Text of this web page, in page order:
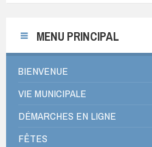
MENU PRINCIPAL
BIENVENUE
VIE MUNICIPALE
DÉMARCHES EN LIGNE
FÊTES